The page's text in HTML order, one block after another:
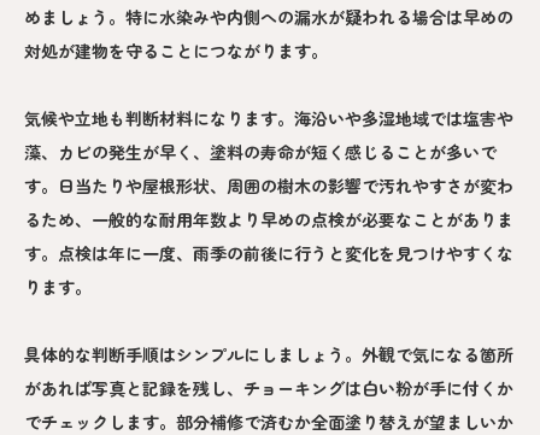
めましょう。特に水染みや内側への漏水が疑われる場合は早めの
対処が建物を守ることにつながります。
気候や立地も判断材料になります。海沿いや多湿地域では塩害や
藻、カビの発生が早く、塗料の寿命が短く感じることが多いで
す。日当たりや屋根形状、周囲の樹木の影響で汚れやすさが変わ
るため、一般的な耐用年数より早めの点検が必要なことがありま
す。点検は年に一度、雨季の前後に行うと変化を見つけやすくな
ります。
具体的な判断手順はシンプルにしましょう。外観で気になる箇所
があれば写真と記録を残し、チョーキングは白い粉が手に付くか
でチェックします。部分補修で済むか全面塗り替えが望ましいか